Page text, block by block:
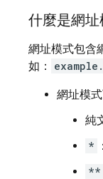
什麼是網址
網址模式包含
如：
網址模
純
*
**